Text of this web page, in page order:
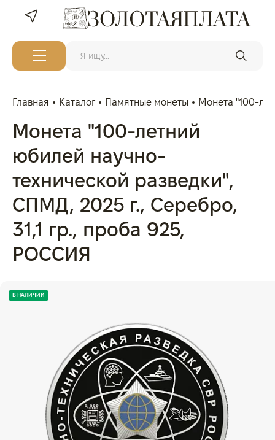
Главная Каталог Памятные монеты Монета "100-
Монета "100-летний
юбилей научно-
технической разведки",
СПМД, 2025 г., Серебро,
31,1 гр., проба 925,
РОССИЯ
В НАЛИЧИИ